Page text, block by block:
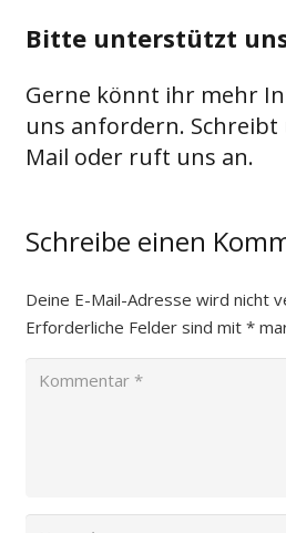
Bitte unterstützt
Gerne könnt ihr mehr
uns anfordern. Schreibt
Mail oder ruft uns an.
Schreibe einen
Deine E-Mail-Adresse wird nicht
Erforderliche Felder sind mit *